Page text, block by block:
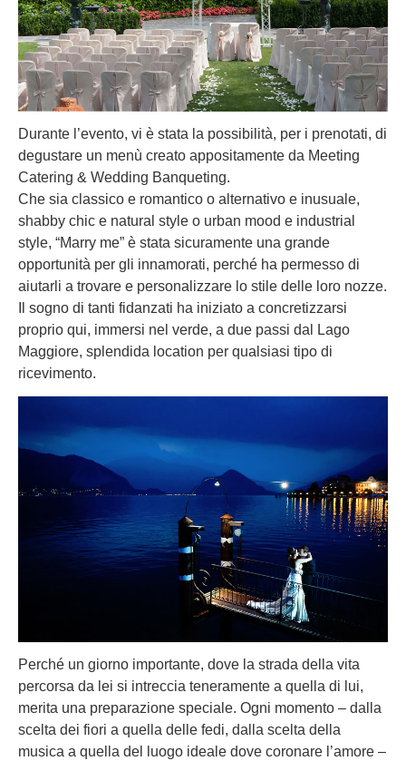
Durante l’evento, vi è stata la possibilità, per i prenotati, di
degustare un menù creato appositamente da Meeting
Catering & Wedding Banqueting.
Che sia classico e romantico o alternativo e inusuale,
shabby chic e natural style o urban mood e industrial
style, “Marry me” è stata sicuramente una grande
opportunità per gli innamorati, perché ha permesso di
aiutarli a trovare e personalizzare lo stile delle loro nozze.
Il sogno di tanti fidanzati ha iniziato a concretizzarsi
proprio qui, immersi nel verde, a due passi dal Lago
Maggiore, splendida location per qualsiasi tipo di
ricevimento.
Perché un giorno importante, dove la strada della vita
percorsa da lei si intreccia teneramente a quella di lui,
merita una preparazione speciale. Ogni momento – dalla
scelta dei fiori a quella delle fedi, dalla scelta della
musica a quella del luogo ideale dove coronare l’amore –